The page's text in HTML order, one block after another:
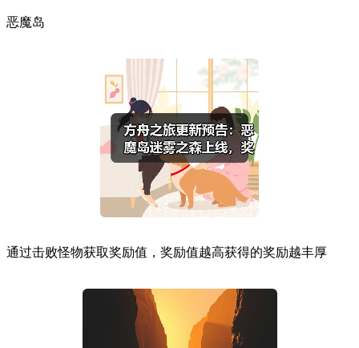
恶魔岛
通过击败怪物获取奖励值，奖励值越高获得的奖励越丰厚